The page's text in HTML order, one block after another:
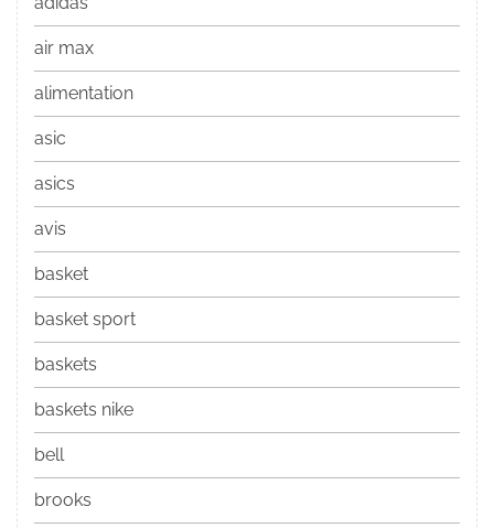
air max
alimentation
asic
asics
avis
basket
basket sport
baskets
baskets nike
bell
brooks